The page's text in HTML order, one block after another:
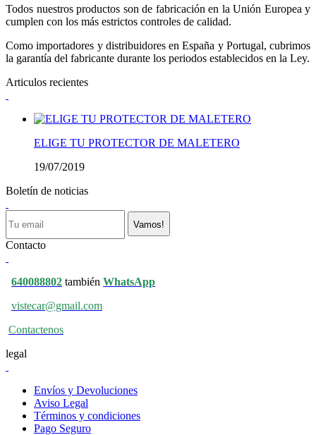
Todos nuestros productos son de fabricación en la Unión Europea y
cumplen con los más estrictos controles de calidad.
Como importadores y distribuidores en España y Portugal, cubrimos
la garantía del fabricante durante los periodos establecidos en la Ley.
Articulos recientes
ELIGE TU PROTECTOR DE MALETERO
19/07/2019
Boletín de noticias
Vamos!
Contacto
640088802 también WhatsApp
vistecar@gmail.com
Contactenos
legal
Envíos y Devoluciones
Aviso Legal
Términos y condiciones
Pago Seguro